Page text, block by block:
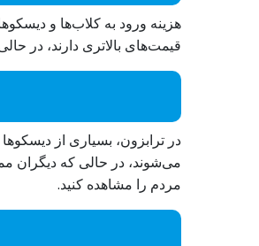
هزینه ورود به کلاب‌ها و
قیمت‌های بالاتری دارند، در
در ترابزون، بسیاری از
می‌شوند، در حالی که دیگران
مردم را مشاهده کنید.